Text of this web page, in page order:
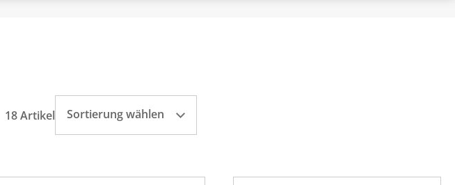
18 Artikel Sortierung wählen